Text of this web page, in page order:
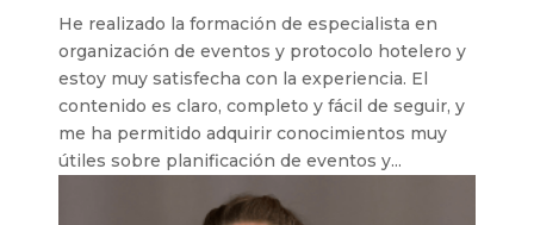
He realizado la formación de especialista en
organización de eventos y protocolo hotelero y
estoy muy satisfecha con la experiencia. El
contenido es claro, completo y fácil de seguir, y
me ha permitido adquirir conocimientos muy
útiles sobre planificación de eventos y...